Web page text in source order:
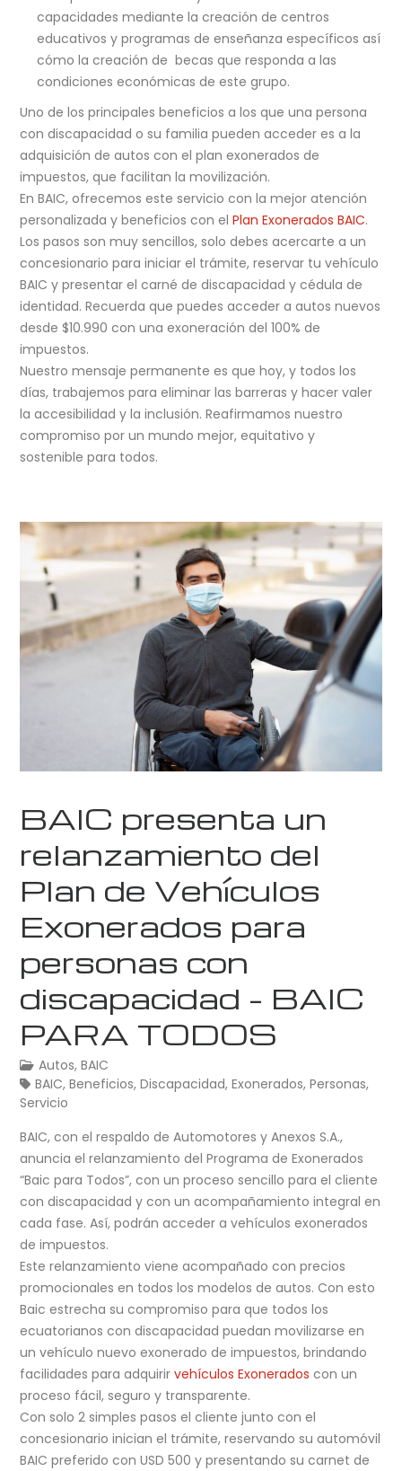
capacidades mediante la creación de centros
educativos y programas de enseñanza específicos así
cómo la creación de becas que responda a las
condiciones económicas de este grupo.
Uno de los principales beneficios a los que una persona
con discapacidad o su familia pueden acceder es a la
adquisición de autos con el plan exonerados de
impuestos, que facilitan la movilización.
En BAIC, ofrecemos este servicio con la mejor atención
personalizada y beneficios con elPlan Exonerados BAIC.
Los pasos son muy sencillos, solo debes acercarte a un
concesionario para iniciar el trámite, reservar tu vehículo
BAIC y presentar el carné de discapacidad y cédula de
identidad. Recuerda que puedes acceder a autos nuevos
desde $10.990 con una exoneración del 100% de
impuestos.
Nuestro mensaje permanente es que hoy, y todos los
días, trabajemos para eliminar las barreras y hacer valer
la accesibilidad y la inclusión. Reafirmamos nuestro
compromiso por un mundo mejor, equitativo y
sostenible para todos.
BAIC presenta un
relanzamiento del
Plan de Vehículos
Exonerados para
personas con
discapacidad – BAIC
PARA TODOS
Autos,BAIC
BAIC,Beneficios,Discapacidad,Exonerados,Personas,
Servicio
BAIC, con el respaldo de Automotores y Anexos S.A.,
anuncia el relanzamiento del Programa de Exonerados
“Baic para Todos”, con un proceso sencillo para el cliente
con discapacidad y con un acompañamiento integral en
cada fase. Así, podrán acceder a vehículos exonerados
de impuestos.
Este relanzamiento viene acompañado con precios
promocionales en todos los modelos de autos. Con esto
Baic estrecha su compromiso para que todos los
ecuatorianos con discapacidad puedan movilizarse en
un vehículo nuevo exonerado de impuestos, brindando
facilidades para adquirirvehículos Exonerados con un
proceso fácil, seguro y transparente.
Con solo 2 simples pasos el cliente junto con el
concesionario inician el trámite, reservando su automóvil
BAIC preferido con USD 500 y presentando su carnet de